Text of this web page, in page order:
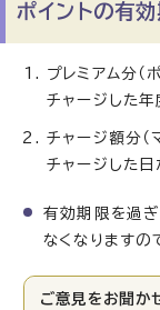
ポイントの有
プレミアム分（ポ
チャージした
チャージ額分（
チャージした
有効期限を過ぎ
なくなりますの
ご意見をお聞か